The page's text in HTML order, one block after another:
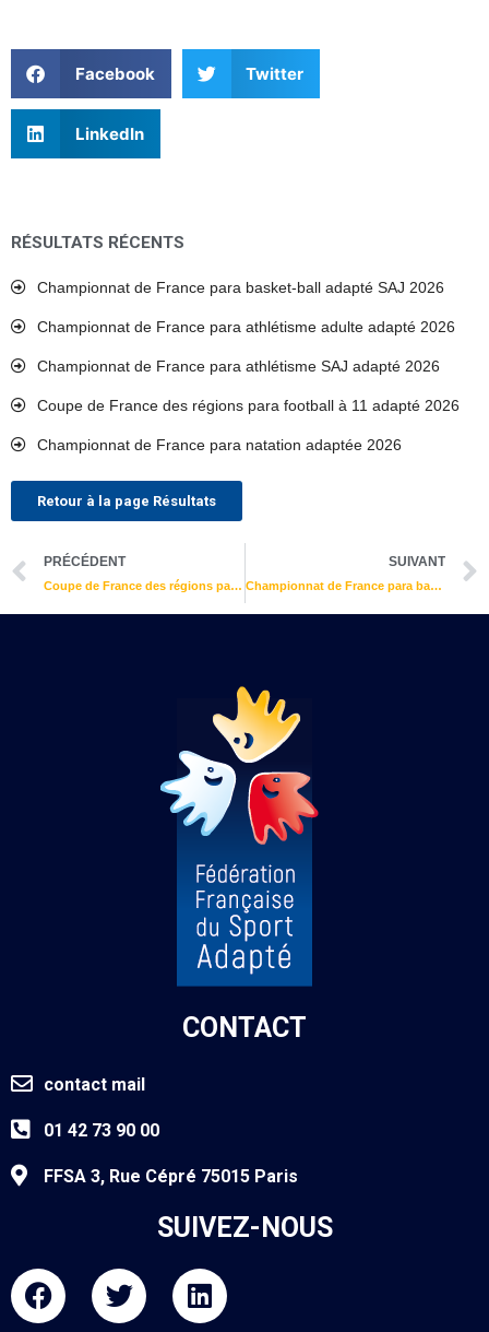
Facebook Twitter
LinkedIn
RÉSULTATS RÉCENTS
Championnat de France para basket-ball adapté SAJ 2026
Championnat de France para athlétisme adulte adapté 2026
Championnat de France para athlétisme SAJ adapté 2026
Coupe de France des régions para football à 11 adapté 2026
Championnat de France para natation adaptée 2026
Retour à la page Résultats
Précédent
PRÉCÉDENT
Coupe de France des régions para football à 11 adapté 2023
SUIVANT
Championnat de France para basket-ball adapté 2023
CONTACT
contact mail
01 42 73 90 00
FFSA 3, Rue Cépré 75015 Paris
SUIVEZ-NOUS
F
a
T
w
L
i